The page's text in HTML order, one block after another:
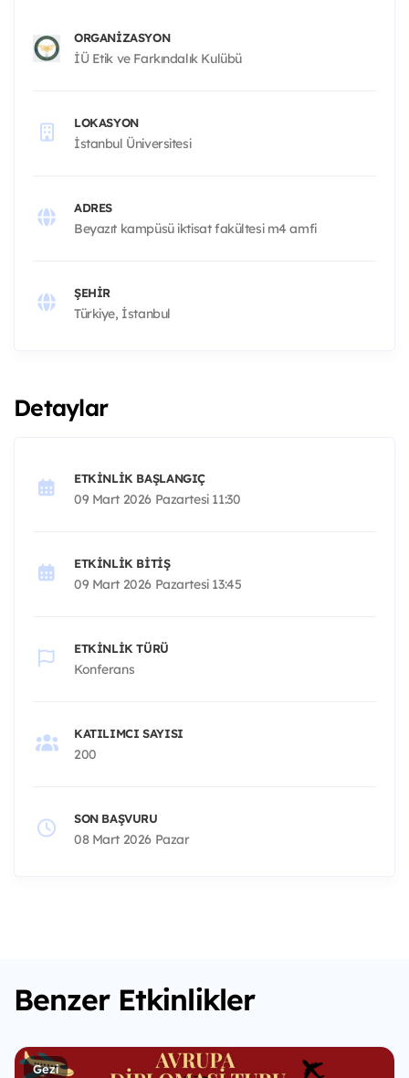
ORGANIZASYON
İÜ Etik ve Farkındalık Kulübü
LOKASYON
İstanbul Üniversitesi
ADRES
Beyazıt kampüsü iktisat fakültesi m4 amfi
ŞEHIR
Türkiye, İstanbul
Detaylar
ETKINLIK BAŞLANGIÇ
09 Mart 2026 Pazartesi 11:30
ETKINLIK BITIŞ
09 Mart 2026 Pazartesi 13:45
ETKINLIK TÜRÜ
Konferans
KATILIMCI SAYISI
200
SON BAŞVURU
08 Mart 2026 Pazar
Benzer Etkinlikler
Gezi